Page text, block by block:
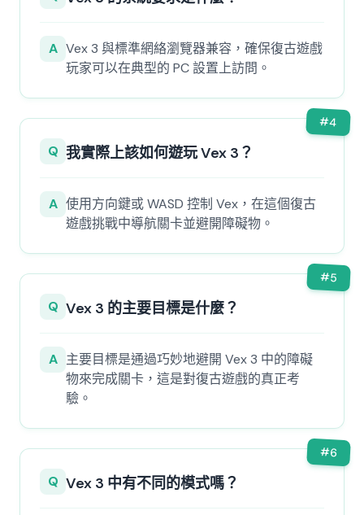
A Vex 3 與標準網絡瀏覽器兼容，確保復古遊戲
玩家可以在典型的 PC 設置上訪問。
#4
Q 我實際上該如何遊玩 Vex 3？
A 使用方向鍵或 WASD 控制 Vex，在這個復古
遊戲挑戰中導航關卡並避開障礙物。
#5
Q Vex 3 的主要目標是什麼？
A 主要目標是通過巧妙地避開 Vex 3 中的障礙
物來完成關卡，這是對復古遊戲的真正考
驗。
#6
Q Vex 3 中有不同的模式嗎？